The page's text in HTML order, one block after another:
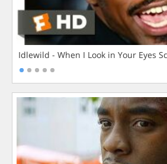
Idlewild - When I Look in Your Eyes